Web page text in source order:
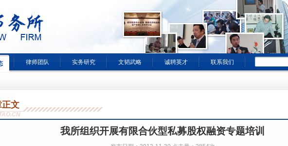
律师团队 实务研究 文韬武略 诚聘英才 联系我们
正文
我所组织开展有限合伙型私募股权融资专题培训